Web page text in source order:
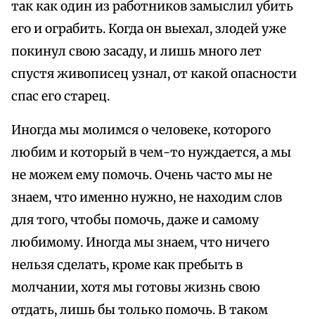
так как один из работников замыслил убить
его и ограбить. Когда он выехал, злодей уже
покинул свою засаду, и лишь много лет
спустя живописец узнал, от какой опасности
спас его старец.
Иногда мы молимся о человеке, которого
любим и который в чем-то нуждается, а мы
не можем ему помочь. Очень часто мы не
знаем, что именно нужно, не находим слов
для того, чтобы помочь, даже и самому
любимому. Иногда мы знаем, что ничего
нельзя сделать, кроме как пребыть в
молчании, хотя мы готовы жизнь свою
отдать, лишь бы только помочь. В таком